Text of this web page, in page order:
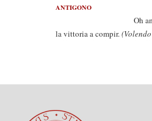
ANTIGONO
Oh amico
la vittoria a compir.